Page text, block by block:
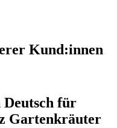
Kund:innen
für
Gartenkräuter